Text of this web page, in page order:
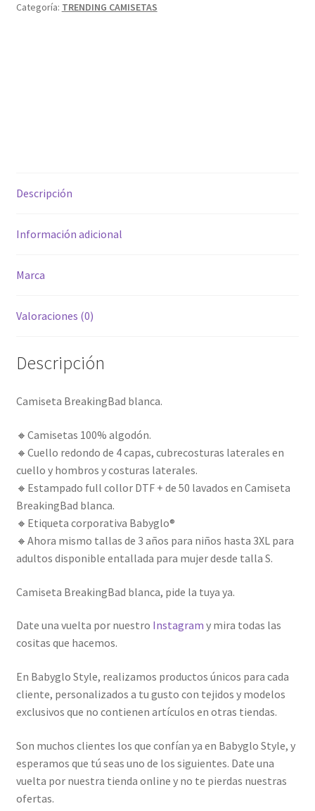
Categoría: TRENDING CAMISETAS
Descripción
Información adicional
Marca
Valoraciones (0)
Descripción
Camiseta BreakingBad blanca.
🔸Camisetas 100% algodón.
🔸Cuello redondo de 4 capas, cubrecosturas laterales en
cuello y hombros y costuras laterales.
🔸Estampado full collor DTF + de 50 lavados en Camiseta
BreakingBad blanca.
🔸Etiqueta corporativa Babyglo®
🔸Ahora mismo tallas de 3 años para niños hasta 3XL para
adultos disponible entallada para mujer desde talla S.
Camiseta BreakingBad blanca, pide la tuya ya.
Date una vuelta por nuestro Instagram y mira todas las
cositas que hacemos.
En Babyglo Style, realizamos productos únicos para cada
cliente, personalizados a tu gusto con tejidos y modelos
exclusivos que no contienen artículos en otras tiendas.
Son muchos clientes los que confían ya en Babyglo Style, y
esperamos que tú seas uno de los siguientes. Date una
vuelta por nuestra tienda online y no te pierdas nuestras
ofertas.